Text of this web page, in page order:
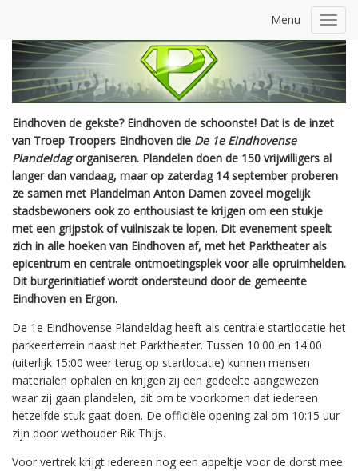
Menu
Eindhoven de gekste? Eindhoven de schoonste! Dat is de inzet
van Troep Troopers Eindhoven die De 1e Eindhovense
Plandeldagorganiseren. Plandelen doen de 150 vrijwilligers al
langer dan vandaag, maar op zaterdag 14 september proberen
ze samen met Plandelman Anton Damen zoveel mogelijk
stadsbewoners ook zo enthousiast te krijgen om een stukje
met een grijpstok of vuilniszak te lopen. Dit evenement speelt
zich in alle hoeken van Eindhoven af, met het Parktheater als
epicentrum en centrale ontmoetingsplek voor alle opruimhelden.
Dit burgerinitiatief wordt ondersteund door de gemeente
Eindhoven en Ergon.
De 1e Eindhovense Plandeldag heeft als centrale startlocatie het
parkeerterrein naast het Parktheater. Tussen 10:00 en 14:00
(uiterlijk 15:00 weer terug op startlocatie) kunnen mensen
materialen ophalen en krijgen zij een gedeelte aangewezen
waar zij gaan plandelen, dit om te voorkomen dat iedereen
hetzelfde stuk gaat doen. De officiële opening zal om 10:15 uur
zijn door wethouder Rik Thijs.
Voor vertrek krijgt iedereen nog een appeltje voor de dorst mee